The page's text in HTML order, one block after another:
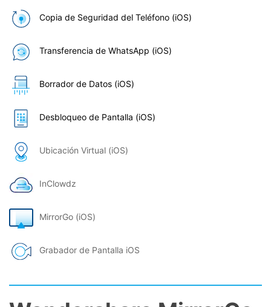
Copia de Seguridad del Teléfono (iOS)
Transferencia de WhatsApp (iOS)
Borrador de Datos (iOS)
Desbloqueo de Pantalla (iOS)
Ubicación Virtual (iOS)
InClowdz
MirrorGo (iOS)
Grabador de Pantalla iOS